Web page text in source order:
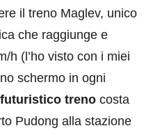
il treno Maglev, unico
che raggiunge e
h (l’ho visto con i miei
schermo in ogni
futuristico treno costa
Pudong alla stazione